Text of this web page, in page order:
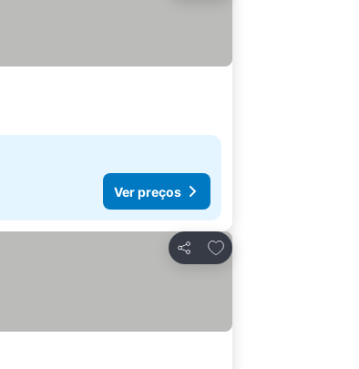
Ver preços
Partilhar
Adicionar aos favoritos